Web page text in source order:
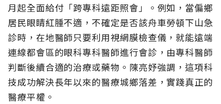
月起全面給付「跨專科遠距照會」。例如，當偏鄉
居民眼睛紅腫不適，不確定是否該舟車勞頓下山急
診時，在地醫師只要利用視網膜檢查儀，就能遠端
連線都會區的眼科專科醫師進行會診，由專科醫師
判斷後續合適的治療或藥物。陳亮妤強調，這項科
技成功解決長年以來的醫療城鄉落差，實踐真正的
醫療平權。